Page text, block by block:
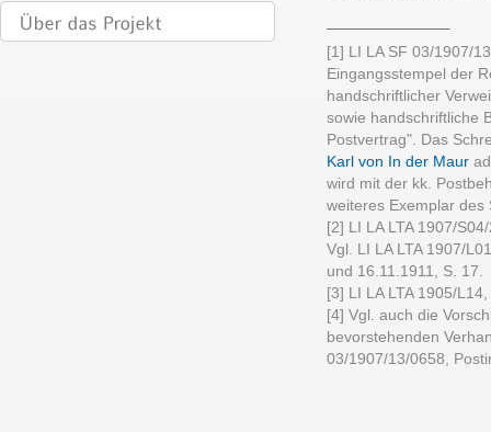
[1] LI LA SF 03/1907/
Eingangsstempel der
handschriftlicher
sowie handschriftliche
Postvertrag". Das
Karl von In der Maur
wird mit der kk.
weiteres Exemplar des
[2] LI LA LTA 1907/
Vgl. LI LA LTA 1907/
und 16.11.1911, S. 17.
[3] LI LA LTA 1905/
[4] Vgl. auch die
bevorstehenden
03/1907/13/0658,